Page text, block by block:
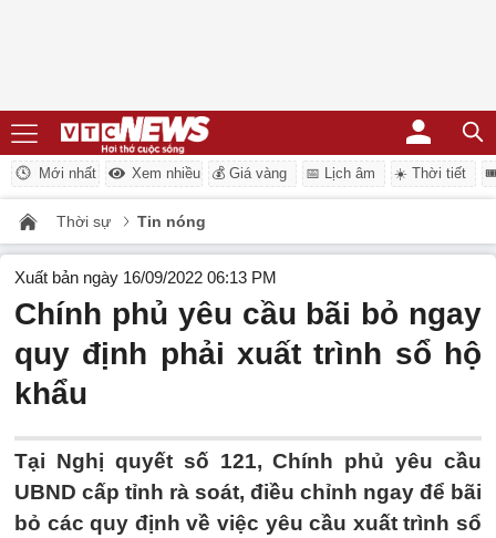
Mới nhất Xem nhiều 💰 Giá vàng 📅 Lịch âm ☀️ Thời tiết
Thời sự Tin nóng
Xuất bản ngày 16/09/2022 06:13 PM
Chính phủ yêu cầu bãi bỏ ngay
quy định phải xuất trình sổ hộ
khẩu
Tại Nghị quyết số 121, Chính phủ yêu cầu
UBND cấp tỉnh rà soát, điều chỉnh ngay để bãi
bỏ các quy định về việc yêu cầu xuất trình sổ